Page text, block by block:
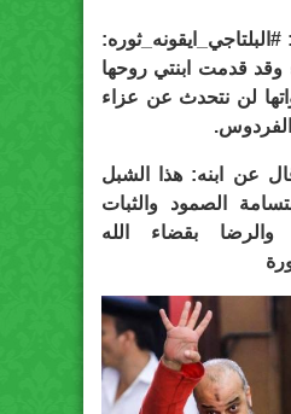
وقد قدمت ابنتي روحها
لن نتحدث عن عزاء
عن ابنه: هذا الشبل
الصمود والثبات
بقضاء الله